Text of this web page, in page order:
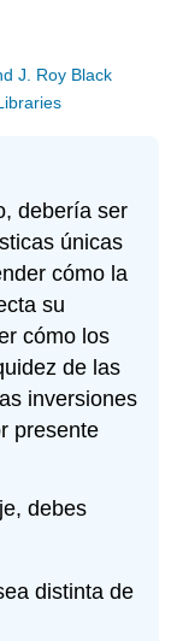
J. Roy Black
debería ser
únicas
cómo la
su
cómo los
de las
inversiones
presente
debes
distinta de